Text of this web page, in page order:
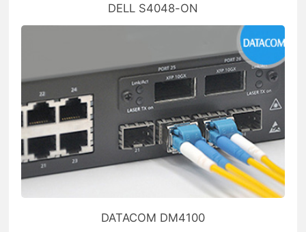
DELL S4048-ON
DATACOM DM4100